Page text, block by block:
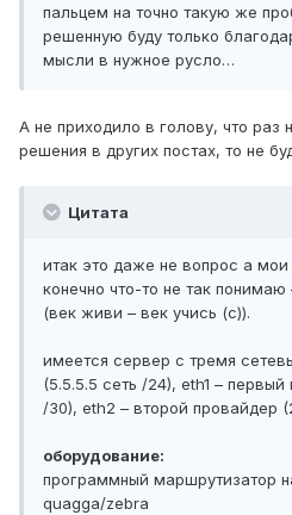
пальцем на точно такую же
решенную буду только
мысли в нужное русло…
А не приходило в голову, что раз
решения в других постах, то не
Цитата
итак это даже не вопрос а
конечно что-то не так понимаю
(век живи – век учись (с)).
имеется сервер с тремя
(5.5.5.5 сеть /24), eth1 – первый
/30), eth2 – второй провайдер
оборудование:
программный маршрутизатор
quagga/zebra